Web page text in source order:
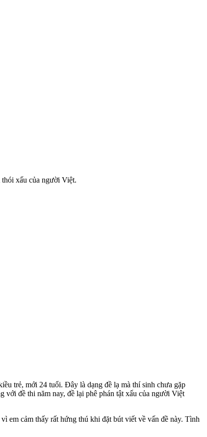
xấu của người Việt.
trẻ, mới 24 tuổi. Đây là dạng đề lạ mà thí sinh chưa gặp
với đề thi năm nay, đề lại phê phán tật xấu của người Việt
cảm thấy rất hứng thú khi đặt bút viết về vấn đề này. Tình